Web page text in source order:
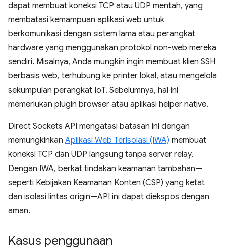
dapat membuat koneksi TCP atau UDP mentah, yang
membatasi kemampuan aplikasi web untuk
berkomunikasi dengan sistem lama atau perangkat
hardware yang menggunakan protokol non-web mereka
sendiri. Misalnya, Anda mungkin ingin membuat klien SSH
berbasis web, terhubung ke printer lokal, atau mengelola
sekumpulan perangkat IoT. Sebelumnya, hal ini
memerlukan plugin browser atau aplikasi helper native.
Direct Sockets API mengatasi batasan ini dengan
memungkinkan Aplikasi Web Terisolasi (IWA) membuat
koneksi TCP dan UDP langsung tanpa server relay.
Dengan IWA, berkat tindakan keamanan tambahan—
seperti Kebijakan Keamanan Konten (CSP) yang ketat
dan isolasi lintas origin—API ini dapat diekspos dengan
aman.
Kasus penggunaan